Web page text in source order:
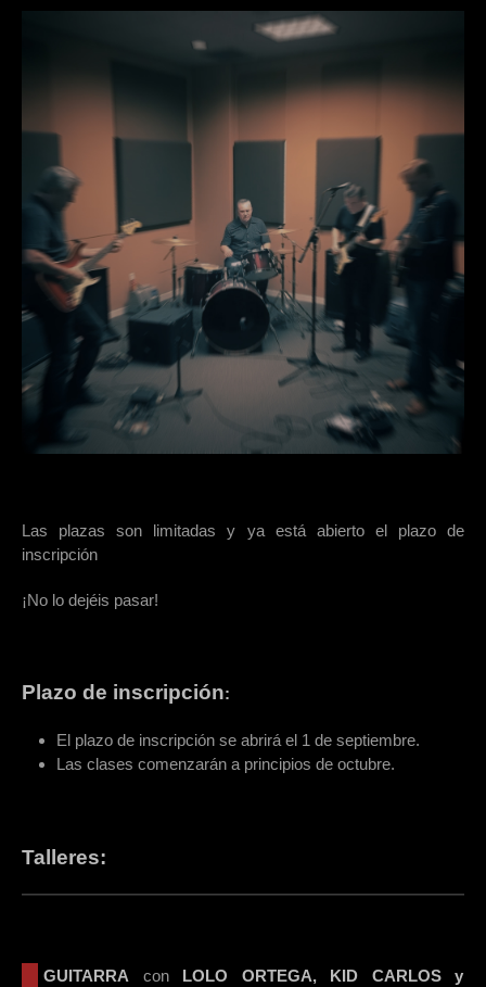
Las plazas son limitadas y ya está abierto el plazo de
inscripción
¡No lo dejéis pasar!
Plazo de inscripción:
El plazo de inscripción se abrirá el 1 de septiembre.
Las clases comenzarán a principios de octubre.
Talleres:
GUITARRA con LOLO ORTEGA, KID CARLOS y